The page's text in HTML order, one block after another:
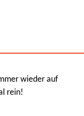
wieder auf
rein!